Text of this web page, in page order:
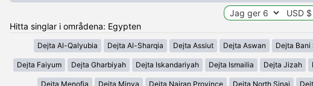
Hitta singlar i områdena: Egypten
Dejta Al-Qalyubia Dejta Al-Sharqia Dejta Assiut Dejta Aswan Dejta
Dejta Faiyum Dejta Gharbiyah Dejta Iskandariyah Dejta Ismailia Dejta Jizah
Dejta Menofia Dejta Minya Dejta Najran Province Dejta North Sinai